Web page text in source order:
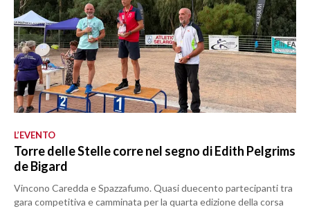
L’EVENTO
Torre delle Stelle corre nel segno di Edith Pelgrims
de Bigard
Vincono Caredda e Spazzafumo. Quasi duecento partecipanti tra
gara competitiva e camminata per la quarta edizione della corsa